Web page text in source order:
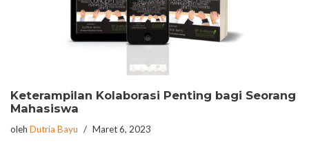
Keterampilan Kolaborasi Penting bagi Seorang
Mahasiswa
oleh Dutria Bayu Maret 6, 2023